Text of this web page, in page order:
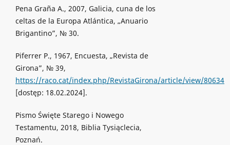
Pena Graña A., 2007, Galicia, cuna de los
celtas de la Europa Atlántica, „Anuario
Brigantino”, № 30.
Piferrer P., 1967, Encuesta, „Revista de
Girona”, № 39,
https://raco.cat/index.php/RevistaGirona/article/view/80634
[dostęp: 18.02.2024].
Pismo Święte Starego i Nowego
Testamentu, 2018, Biblia Tysiąclecia,
Poznań.